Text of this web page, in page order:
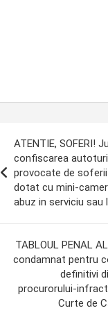
ATENTIE, SOFERI!
confiscarea
provocate de
dotat cu mini-
abuz in serviciu sau
TABLOUL PENAL
condamnat pentru
definitivi
procurorului-
Curte de